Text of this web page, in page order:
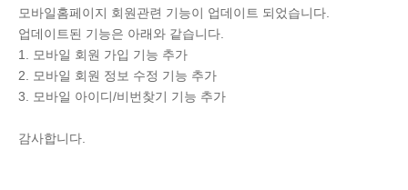
모바일홈페이지 회원관련 기능이 업데이트 되었습니다.
업데이트된 기능은 아래와 같습니다.
1. 모바일 회원 가입 기능 추가
2. 모바일 회원 정보 수정 기능 추가
3. 모바일 아이디/비번찾기 기능 추가
감사합니다.